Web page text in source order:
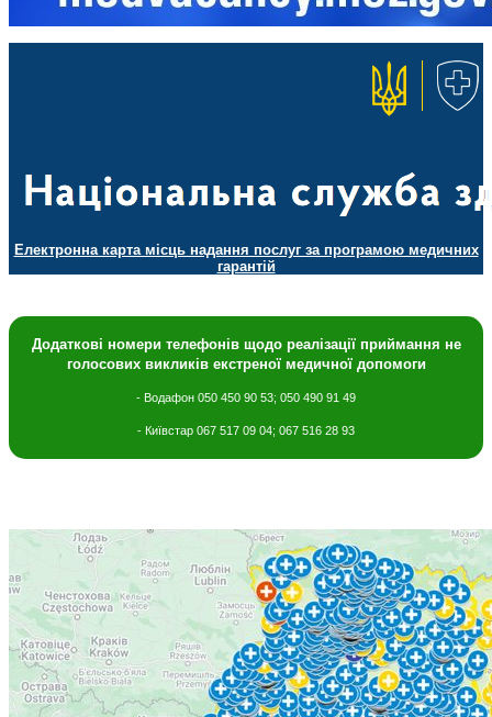
Електронна карта місць надання послуг за програмою медичних
гарантій
Додаткові номери телефонів щодо реалізації приймання не
голосових викликів екстреної медичної допомоги
- Водафон 050 450 90 53; 050 490 91 49
- Київстар 067 517 09 04; 067 516 28 93